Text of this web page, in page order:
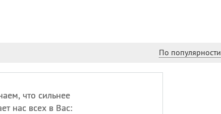
По популярности
что сильнее
нас всех в Вас: